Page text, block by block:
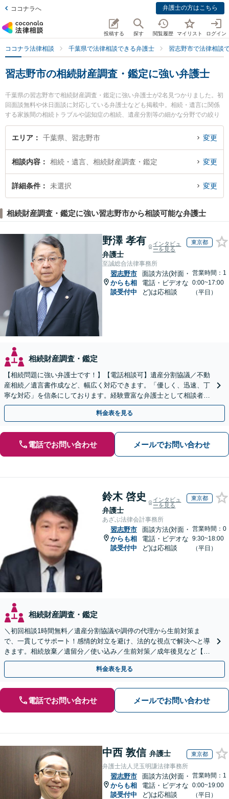
ココナラへ 弁護士の方はこちら
投稿する 探す 閲覧履歴 マイリスト ログイン
ココナラ法律相談 千葉県で法律相談できる弁護士 習志野市で法律相談
習志野市の相続財産調査・鑑定に強い弁護士
千葉県の習志野市で相続財産調査・鑑定に強い弁護士が2名見つかりました。初
回面談無料や休日面談に対応している弁護士なども掲載中。相続・遺言に関係
する家族間の相続トラブルや認知症の相続、遺産分割等の細かな分野での絞り
込み検索もでき便利です。特に弁護士法人M．L．T法律事務所の福世 健一郎弁
護士や弁護士法人M．L．T法律事務所の長谷部 秀幸弁護士のプロフィール情報
産調査・鑑定のトラブル解決の実績豊富な近くの弁護士を検索したい』『初回
相談無料で相続財産調査・鑑定を法律相談できる習志野市内の弁護士に相談予
約したい』などでお困りの相談者さんにおすすめです。
エリア 千葉県、習志野市 変更
相談内容 相続・遺言、相続財産調査・鑑定 変更
詳細条件 未選択 変更
相続財産調査・鑑定に強い習志野市から相談可能な弁護士
野澤 孝有
弁護士
インタビュ
ーを見る
東京都
至誠総合法律事務所
習志野市
からも相
談受付中
面談方法(対面・
電話・ビデオな
ど)は応相談
営業時間：1
0:00~17:00
（平日）
相続財産調査・鑑定
【相続問題に強い弁護士です！】【電話相談可】遺産分割協議／不動
産相続／遺言書作成など、幅広く対応できます。「優しく、迅速、丁
寧な対応」を信条にしております。経験豊富な弁護士として相談者様
のため全力を尽くします。お気軽にご相談ください。
料金表を見る
電話でお問い合わせ メールでお問い合わせ
鈴木 啓史
弁護士
インタビュ
ーを見る
東京都
あざぶ法律会計事務所
習志野市
からも相
談受付中
面談方法(対面・
電話・ビデオな
ど)は応相談
営業時間：0
9:30~18:00
（平日）
相続財産調査・鑑定
＼初回相談1時間無料／遺産分割協議や調停の代理から生前対策ま
で、一貫してサポート！感情的対立を避け、法的な視点で解決へと導
きます。相続放棄／遺留分／使い込み／生前対策／成年後見など【W
EB面談対応】
料金表を見る
電話でお問い合わせ メールでお問い合わせ
中西 敦信 弁護士 東京都
弁護士法人児玉明謙法律事務所
習志野市
からも相
談受付中
面談方法(対面・
電話・ビデオな
ど)は応相談
営業時間：1
0:00~19:00
（平日）